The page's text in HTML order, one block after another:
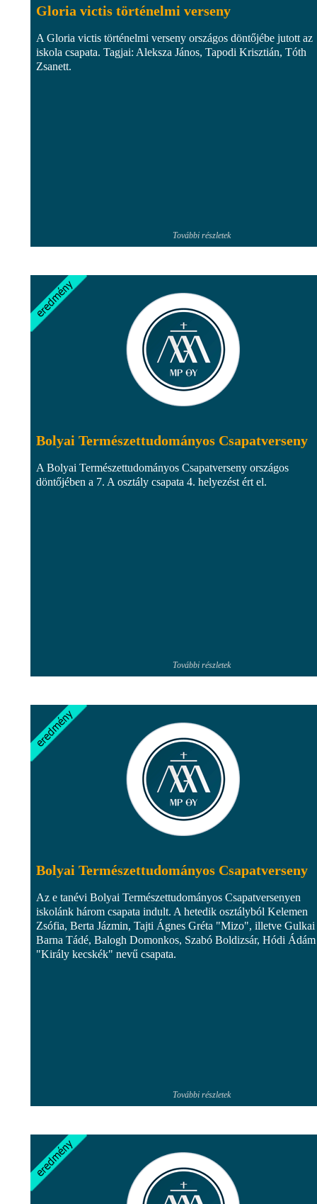
Gloria victis történelmi verseny
A Gloria victis történelmi verseny országos döntőjébe jutott az
iskola csapata. Tagjai: Aleksza János, Tapodi Krisztián, Tóth
Zsanett.
További részletek
Bolyai Természettudományos Csapatverseny
A Bolyai Természettudományos Csapatverseny országos
döntőjében a 7. A osztály csapata 4. helyezést ért el.
További részletek
Bolyai Természettudományos Csapatverseny
Az e tanévi Bolyai Természettudományos Csapatversenyen
iskolánk három csapata indult. A hetedik osztályból Kelemen
Zsófia, Berta Jázmin, Tajti Ágnes Gréta "Mizo", illetve Gulkai
Barna Tádé, Balogh Domonkos, Szabó Boldizsár, Hódi Ádám
"Király kecskék" nevű csapata.
További részletek